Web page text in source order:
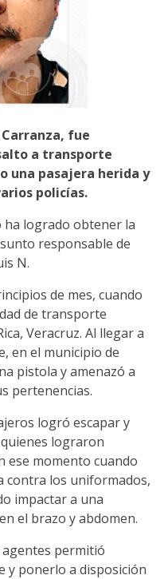
fue
a transporte
una pasajera herida y
policías.
ha logrado obtener la
responsable de
N.
de mes, cuando
de transporte
Veracruz. Al llegar a
en el municipio de
pistola y amenazó a
pertenencias.
logró escapar y
lograron
ese momento cuando
contra los uniformados,
impactar a una
el brazo y abdomen.
permitió
y ponerlo a disposición